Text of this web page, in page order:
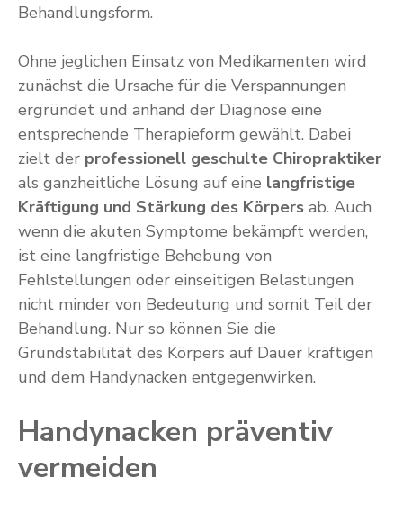
Behandlungsform.
Ohne jeglichen Einsatz von Medikamenten wird
zunächst die Ursache für die Verspannungen
ergründet und anhand der Diagnose eine
entsprechende Therapieform gewählt. Dabei
zielt der professionell geschulte Chiropraktiker
als ganzheitliche Lösung auf eine langfristige
Kräftigung und Stärkung des Körpers ab. Auch
wenn die akuten Symptome bekämpft werden,
ist eine langfristige Behebung von
Fehlstellungen oder einseitigen Belastungen
nicht minder von Bedeutung und somit Teil der
Behandlung. Nur so können Sie die
Grundstabilität des Körpers auf Dauer kräftigen
und dem Handynacken entgegenwirken.
Handynacken präventiv
vermeiden